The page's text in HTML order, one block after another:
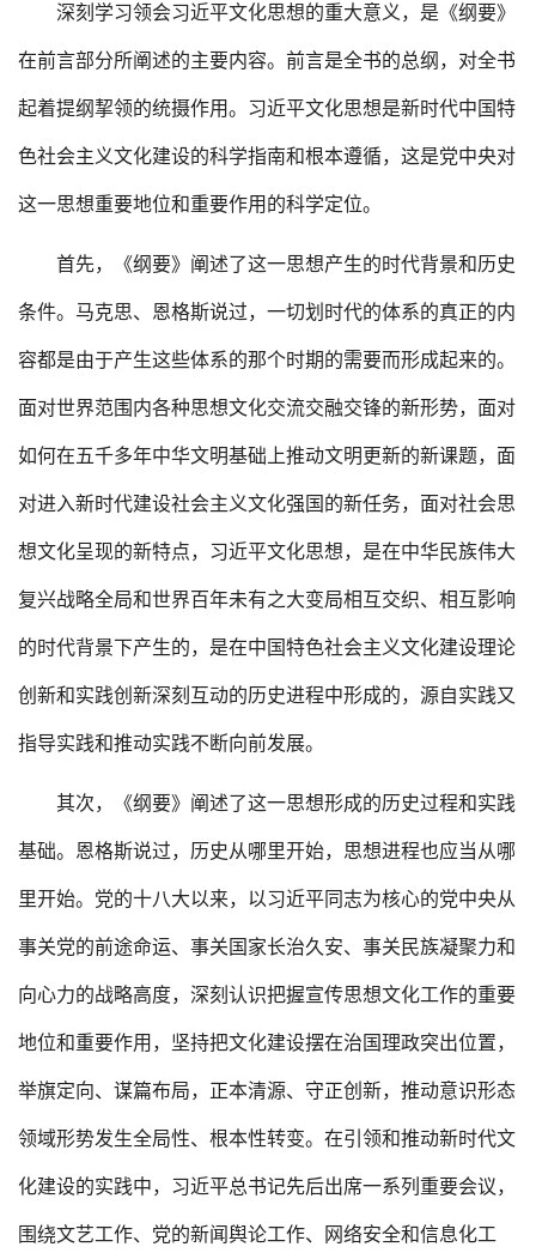
深刻学习领会习近平文化思想的重大意义，是《纲要》
在前言部分所阐述的主要内容。前言是全书的总纲，对全书
起着提纲挈领的统摄作用。习近平文化思想是新时代中国特
色社会主义文化建设的科学指南和根本遵循，这是党中央对
这一思想重要地位和重要作用的科学定位。
首先，《纲要》阐述了这一思想产生的时代背景和历史
条件。马克思、恩格斯说过，一切划时代的体系的真正的内
容都是由于产生这些体系的那个时期的需要而形成起来的。
面对世界范围内各种思想文化交流交融交锋的新形势，面对
如何在五千多年中华文明基础上推动文明更新的新课题，面
对进入新时代建设社会主义文化强国的新任务，面对社会思
想文化呈现的新特点，习近平文化思想，是在中华民族伟大
复兴战略全局和世界百年未有之大变局相互交织、相互影响
的时代背景下产生的，是在中国特色社会主义文化建设理论
创新和实践创新深刻互动的历史进程中形成的，源自实践又
指导实践和推动实践不断向前发展。
其次，《纲要》阐述了这一思想形成的历史过程和实践
基础。恩格斯说过，历史从哪里开始，思想进程也应当从哪
里开始。党的十八大以来，以习近平同志为核心的党中央从
事关党的前途命运、事关国家长治久安、事关民族凝聚力和
向心力的战略高度，深刻认识把握宣传思想文化工作的重要
地位和重要作用，坚持把文化建设摆在治国理政突出位置，
举旗定向、谋篇布局，正本清源、守正创新，推动意识形态
领域形势发生全局性、根本性转变。在引领和推动新时代文
化建设的实践中，习近平总书记先后出席一系列重要会议，
围绕文艺工作、党的新闻舆论工作、网络安全和信息化工